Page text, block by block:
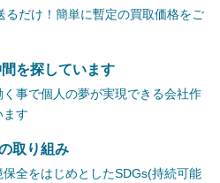
るだけ！簡単に暫定の買取価格をご
を探しています
事で個人の夢が実現できる会社作
ます
取り組み
全をはじめとしたSDGs(持続可能